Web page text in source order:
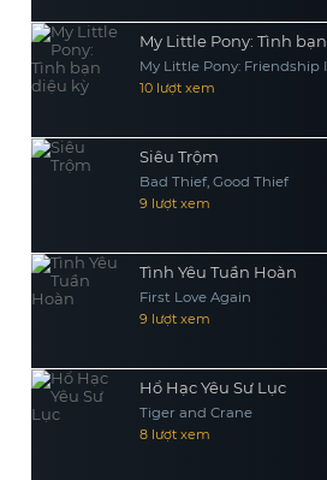
My Little Pony: Tình
My Little Pony: Friendship
10 lượt xem
Siêu Trộm
Bad Thief, Good Thief
9 lượt xem
Tình Yêu Tuần Hoàn
First Love Again
9 lượt xem
Hổ Hạc Yêu Sư Lục
Tiger and Crane
8 lượt xem